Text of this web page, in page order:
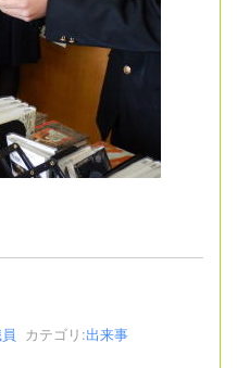
カテゴリ:出来事